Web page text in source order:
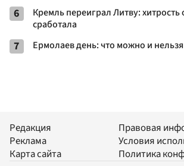
6
Кремль переиграл Литву:
сработала
7 Ермолаев день: что можно и нельзя
Редакция
Реклама
Карта сайта
Правовая
Условия
Политика